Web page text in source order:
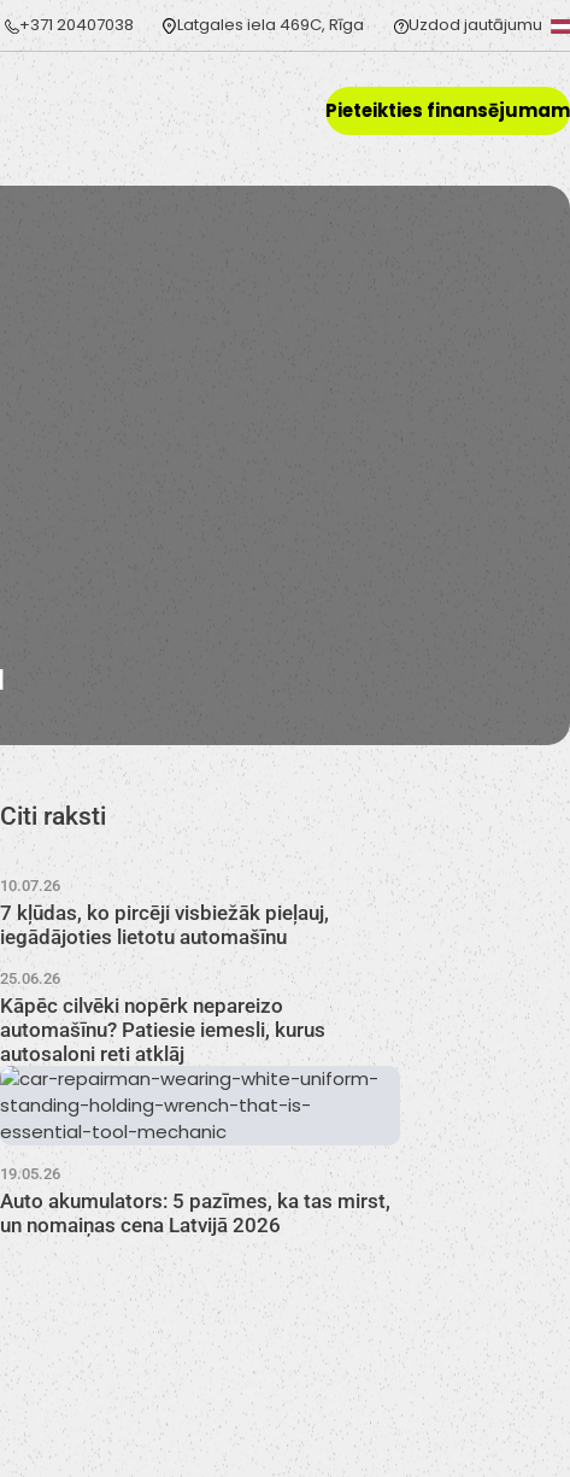
+371 20407038 Latgales iela 469C, Rīga Uzdod jautājumu
Pieteikties finansējumam
Citi raksti
10.07.26
7 kļūdas, ko pircēji visbiežāk pieļauj,
iegādājoties lietotu automašīnu
25.06.26
Kāpēc cilvēki nopērk nepareizo
automašīnu? Patiesie iemesli, kurus
autosaloni reti atklāj
19.05.26
Auto akumulators: 5 pazīmes, ka tas mirst,
un nomaiņas cena Latvijā 2026